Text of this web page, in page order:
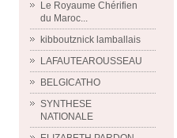
Le Royaume Chérifien
du Maroc...
kibboutznick lamballais
LAFAUTEAROUSSEAU
BELGICATHO
SYNTHESE
NATIONALE